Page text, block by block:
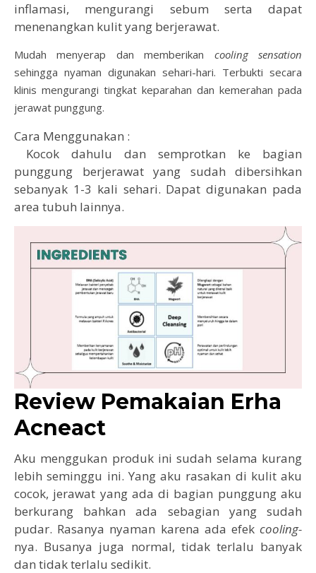
inflamasi, mengurangi sebum serta dapat
menenangkan kulit yang berjerawat.
Mudah menyerap dan memberikan cooling sensation
sehingga nyaman digunakan sehari-hari. Terbukti secara
klinis mengurangi tingkat keparahan dan kemerahan pada
jerawat punggung.
Cara Menggunakan :
Kocok dahulu dan semprotkan ke bagian
punggung berjerawat yang sudah dibersihkan
sebanyak 1-3 kali sehari. Dapat digunakan pada
area tubuh lainnya.
Review Pemakaian Erha
Acneact
Aku menggukan produk ini sudah selama kurang
lebih seminggu ini. Yang aku rasakan di kulit aku
cocok, jerawat yang ada di bagian punggung aku
berkurang bahkan ada sebagian yang sudah
pudar. Rasanya nyaman karena ada efek cooling-
nya. Busanya juga normal, tidak terlalu banyak
dan tidak terlalu sedikit.